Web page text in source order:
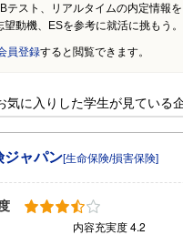
テスト、リアルタイムの内定情報を
望動機、ESを参考に就活に挑もう
員登録すると閲覧できます。
気に入りした学生が見ている
ジャパン[生命保険/損害保険]